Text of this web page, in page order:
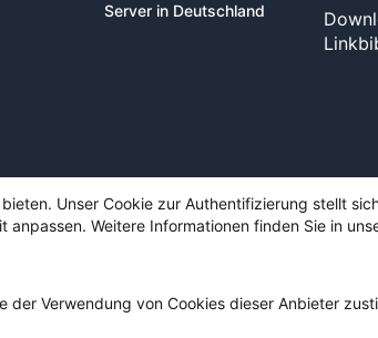
Server in Deutschland
Unser Cookie zur Authentifizierung stellt
Weitere Informationen finden Sie in
der Verwendung von Cookies dieser Anbieter